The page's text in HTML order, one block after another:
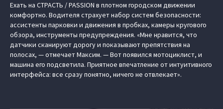
Ехать на СТРАСТЬ / PASSION в плотном городском движении
комфортно. Водителя страхует набор систем безопасности:
ассистенты парковки и движения в пробках, камеры кругового
обзора, инструменты предупреждения. «Мне нравится, что
датчики сканируют дорогу и показывают препятствия на
полосах, — отмечает Максим. — Вот появился мотоциклист, и
машина его подсветила. Приятное впечатление от интуитивного
интерфейса: все сразу понятно, ничего не отвлекает».